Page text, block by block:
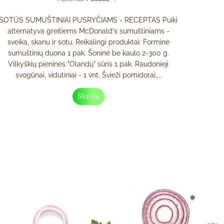
SUMUŠTINIAI PUSRYČIAMS - RECEPTAS Puiki
alternatyva greitiems McDonald's sumuštiniams -
sveika, skanu ir sotu. Reikalingi produktai: Forminė
sumuštinių duona 1 pak. Šoninė be kaulo 2-300 g.
Vilkyškių pieninės "Olandų" sūris 1 pak. Raudonieji
svogūnai, vidutiniai - 1 vnt. Švieži pomidorai,...
Skaityti